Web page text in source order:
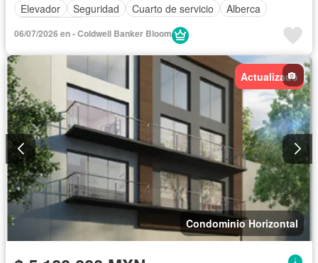
Elevador
Seguridad Cuarto de servicio
Alberca
06/07/2026 en - Coldwell Banker Bloom
Actualizado
Condominio Horizontal